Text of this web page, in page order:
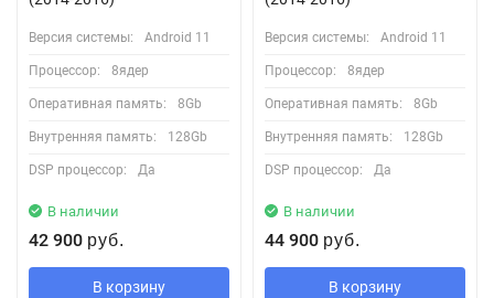
Версия системы: Android 11
Процессор: 8ядер
Оперативная память: 8Gb
Внутренняя память: 128Gb
DSP процессор: Да
В наличии
42 900 руб.
В корзину
Версия системы: Android 11
Процессор: 8ядер
Оперативная память: 8Gb
Внутренняя память: 128Gb
DSP процессор: Да
В наличии
44 900 руб.
В корзину